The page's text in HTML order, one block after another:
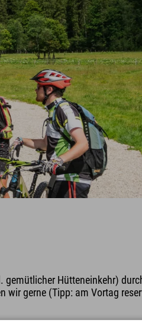
Hütteneinkehr)
wir gerne (Tipp: am Vortag